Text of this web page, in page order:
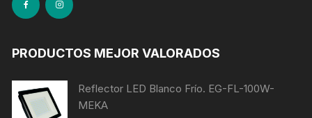
PRODUCTOS MEJOR VALORADOS
Reflector LED Blanco Frío. EG-FL-100W-
MEKA